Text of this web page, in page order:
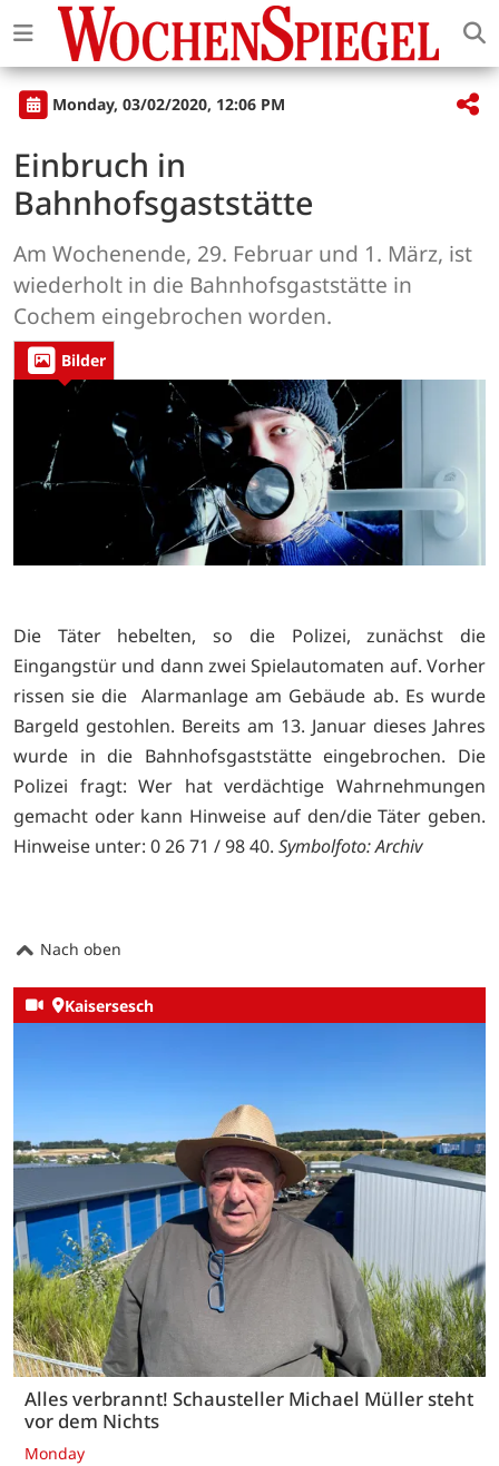
Monday, 03/02/2020, 12:06 PM
Einbruch in
Bahnhofsgaststätte
Am Wochenende, 29. Februar und 1. März, ist
wiederholt in die Bahnhofsgaststätte in
Cochem eingebrochen worden.
Bilder
Die Täter hebelten, so die Polizei, zunächst die
Eingangstür und dann zwei Spielautomaten auf. Vorher
rissen sie die Alarmanlage am Gebäude ab. Es wurde
Bargeld gestohlen. Bereits am 13. Januar dieses Jahres
wurde in die Bahnhofsgaststätte eingebrochen. Die
Polizei fragt: Wer hat verdächtige Wahrnehmungen
gemacht oder kann Hinweise auf den/die Täter geben.
Hinweise unter: 0 26 71 / 98 40. Symbolfoto: Archiv
Nach oben
Kaisersesch
Alles verbrannt! Schausteller Michael Müller steht
vor dem Nichts
Monday